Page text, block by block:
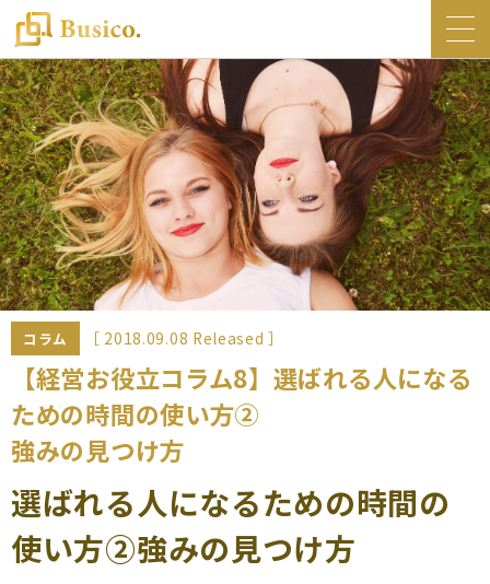
トップ
Busico.について
オフィス
Busico.銀座
Busico.梅田
料金・サービス
お知らせ
NEWS
コラム
Busico.通信
よくあるご質問
（会員専用）
コラム ［ 2018.09.08 Released ］
【経営お役立コラム8】選ばれる人になる
ための時間の使い方②
強みの見つけ方
選ばれる人になるための時間の
使い方②強みの見つけ方